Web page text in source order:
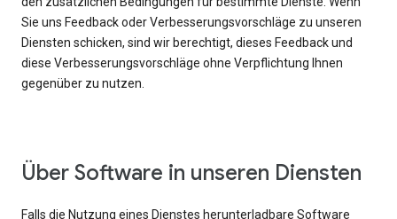
Sie uns Feedback oder Verbesserungsvorschläge zu unseren
Diensten schicken, sind wir berechtigt, dieses Feedback und
diese Verbesserungsvorschläge ohne Verpflichtung Ihnen
gegenüber zu nutzen.
Über Software in unseren Diensten
Falls die Nutzung eines Dienstes herunterladbare Software